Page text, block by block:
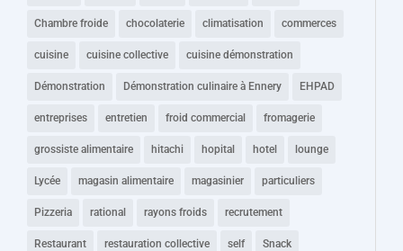
Chambre froide chocolaterie climatisation commerces
cuisine cuisine collective cuisine démonstration
Démonstration Démonstration culinaire à Ennery EHPAD
entreprises entretien froid commercial fromagerie
grossiste alimentaire hitachi hopital hotel lounge
Lycée magasin alimentaire magasinier particuliers
Pizzeria rational rayons froids recrutement
Restaurant restauration collective self Snack